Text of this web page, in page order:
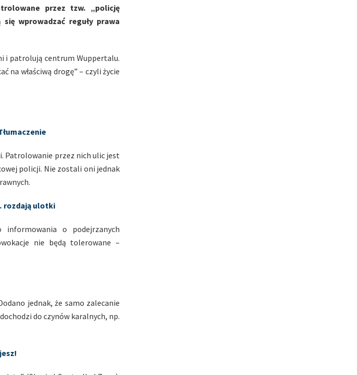
przez tzw. „policję
wprowadzać reguły prawa
i patrolują centrum Wuppertalu.
na właściwą drogę” – czyli życie
Patrolowanie przez nich ulic jest
policji. Nie zostali oni jednak
rozdają ulotki
informowania o podejrzanych
nie będą tolerowane –
jednak, że samo zalecanie
do czynów karalnych, np.